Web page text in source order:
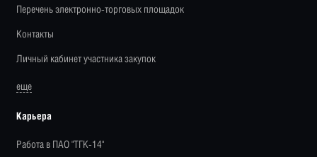
Перечень электронно-торговых площадок
Контакты
Личный кабинет участника закупок
еще
Карьера
Работа в ПАО "ТГК-14"